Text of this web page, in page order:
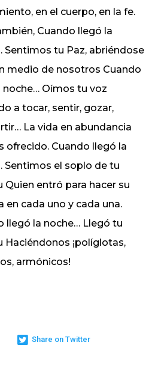
en el cuerpo, en la fe.
Cuando llegó la
Sentimos tu Paz, abriéndose
medio de nosotros Cuando
noche… Oímos tu voz
a tocar, sentir, gozar,
La vida en abundancia
ofrecido. Cuando llegó la
Sentimos el soplo de tu
Quien entró para hacer su
en cada uno y cada una.
llegó la noche… Llegó tu
Haciéndonos ¡políglotas,
armónicos!
Share on Twitter